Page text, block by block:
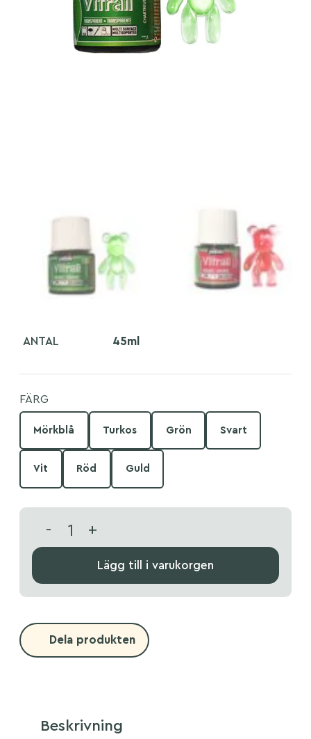
ANTAL 45ml
FÄRG
Mörkblå Turkos Grön Svart
Vit Röd Guld
- +
Lägg till i varukorgen
Dela produkten
Beskrivning